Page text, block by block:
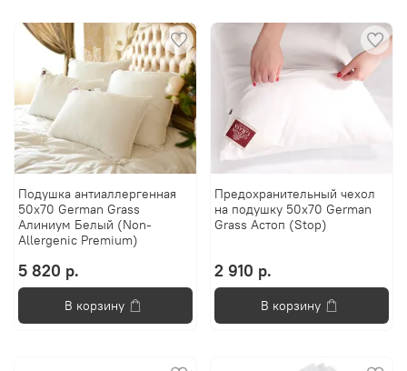
Подушка антиаллергенная
50х70 German Grass
Алиниум Белый (Non-
Allergenic Premium)
5 820 р.
В корзину
Предохранительный чехол
на подушку 50х70 German
Grass Астоп (Stop)
2 910 р.
В корзину